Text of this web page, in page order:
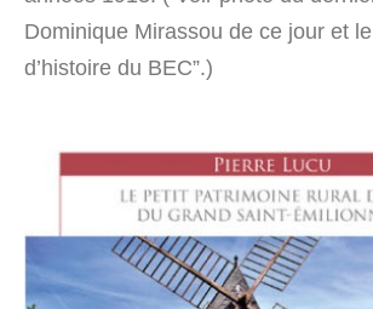
Dominique Mirassou de ce jour et
d’histoire du BEC”.)